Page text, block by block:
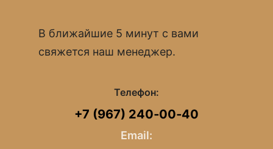
В ближайшие 5 минут с вами
свяжется наш менеджер.
Телефон:
+7 (967) 240‑00‑40
Email: